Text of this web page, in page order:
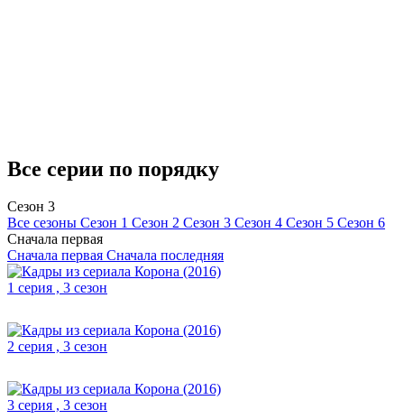
Все серии по порядку
Сезон 3
Все сезоны Сезон 1 Сезон 2 Сезон 3 Сезон 4 Сезон 5 Сезон 6
Сначала первая
Сначала первая Сначала последняя
1 серия , 3 сезон
2 серия , 3 сезон
3 серия , 3 сезон